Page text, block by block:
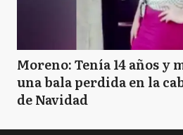
Moreno: Tenía 14 años
una bala perdida en la
de Navidad